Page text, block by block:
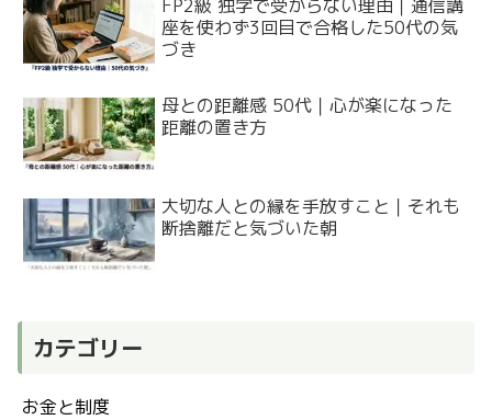
FP2級 独学で受からない理由｜通信講
座を使わず3回目で合格した50代の気
づき
母との距離感 50代｜心が楽になった
距離の置き方
大切な人との縁を手放すこと｜それも
断捨離だと気づいた朝
カテゴリー
お金と制度